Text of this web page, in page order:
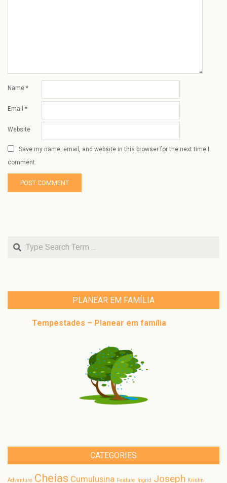
Name *
Email *
Website
Save my name, email, and website in this browser for the next time I
comment.
Search
PLANEAR EM FAMÍLIA
Tempestades – Planear em família
CATEGORIES
Adventure Cheias Cumulusina Feature Ingrid Joseph Kristin